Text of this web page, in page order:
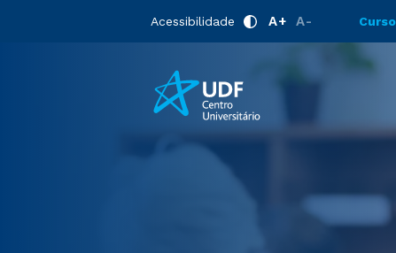
Acessibilidade A+ A-
Home Cursos Livres